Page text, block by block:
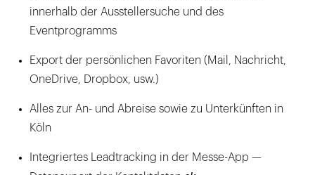
innerhalb der Ausstellersuche und des
Eventprogramms
Export der persönlichen Favoriten (Mail, Nachricht,
OneDrive, Dropbox, usw.)
Alles zur An- und Abreise sowie zu Unterkünften in
Köln
Integriertes Leadtracking in der Messe-App —